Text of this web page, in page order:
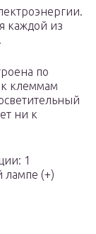
каждой из
по
клеммам
ни к
1
лампе (+)